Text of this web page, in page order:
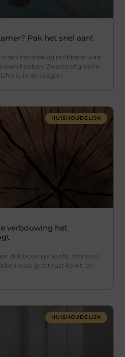
Pak het snel aan!
een hardnekkig probleem waar
hebben. Zwarte of groene
in de voegen
HUISHOUDELIJK
verbouwing het
dak boven je hoofd. Wonen is
waar je tot rust komt, en
HUISHOUDELIJK